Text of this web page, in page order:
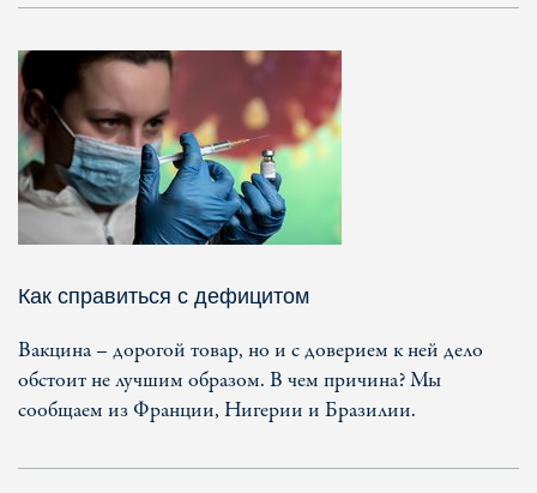
Как справиться с дефицитом
Вакцина – дорогой товар, но и с доверием к ней дело
обстоит не лучшим образом. В чем причина? Мы
сообщаем из Франции, Нигерии и Бразилии.